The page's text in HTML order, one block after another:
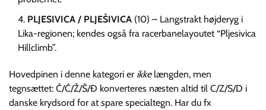
PLJESIVICA / PLJEŠIVICA (10) – Langstrakt højderyg i
Lika-regionen; kendes også fra racerbanelayoutet “Pljesivica
Hillclimb”.
Hovedpinen i denne kategori er ikkelængden, men
tegnsættet: Č/Ć/Ž/Š/Đ konverteres næsten altid til C/Z/S/D i
danske krydsord for at spare specialtegn. Har du fx